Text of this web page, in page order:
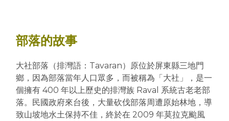
部落的故事
大社部落（排灣語：Tavaran）原位於屏東縣三地門
鄉，因為部落當年人口眾多，而被稱為「大社」，是一
個擁有 400 年以上歷史的排灣族 Raval 系統古老老部
落。民國政府來台後，大量砍伐部落周遭原始林地，導
致山坡地水土保持不佳，終於在 2009 年莫拉克颱風